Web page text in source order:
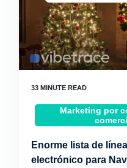
Marketing por
Enorme lista de
electrónico para